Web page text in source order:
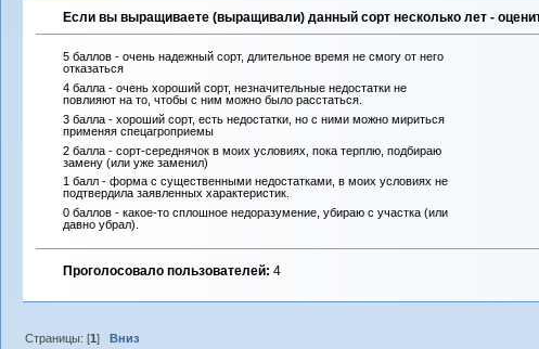
Если вы выращиваете (выращивали) данный сорт несколько лет -
5 баллов - очень надежный сорт, длительное время не смогу от него
отказаться
4 балла - очень хороший сорт, незначительные недостатки не
повлияют на то, чтобы с ним можно было расстаться.
3 балла - хороший сорт, есть недостатки, но с ними можно мириться
применяя спецагроприемы
2 балла - сорт-середнячок в моих условиях, пока терплю, подбираю
замену (или уже заменил)
1 балл - форма с существенными недостатками, в моих условиях не
подтвердила заявленных характеристик.
0 баллов - какое-то сплошное недоразумение, убираю с участка (или
давно убрал).
Проголосовало пользователей: 4
Страницы: [1]Вниз